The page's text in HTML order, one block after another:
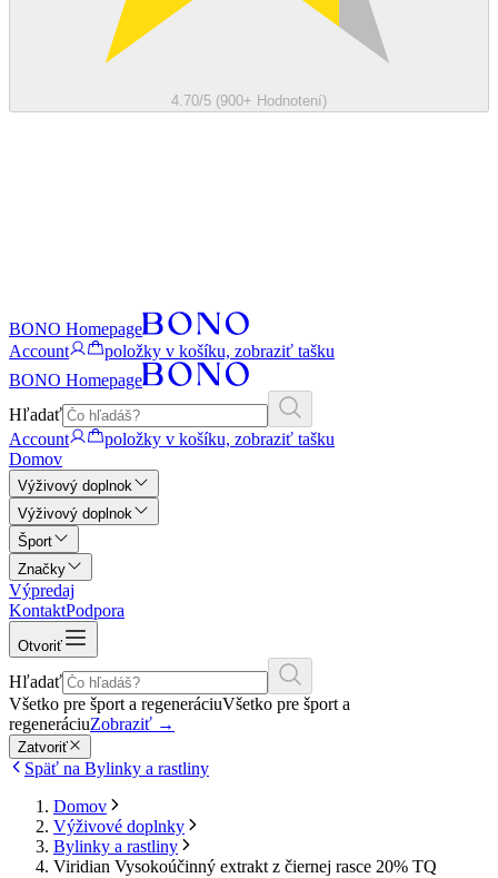
4.70/5 (900+ Hodnotení)
BONO Homepage
Account
položky v košíku, zobraziť tašku
BONO Homepage
Hľadať
Account
položky v košíku, zobraziť tašku
Domov
Výživový doplnok
Výživový doplnok
Šport
Značky
Výpredaj
KontaktPodpora
Otvoriť
Hľadať
Všetko pre šport a regeneráciuVšetko pre šport a
regeneráciuZobraziť →
Zatvoriť
Späť na Bylinky a rastliny
Domov
Výživové doplnky
Bylinky a rastliny
Viridian Vysokoúčinný extrakt z čiernej rasce 20% TQ